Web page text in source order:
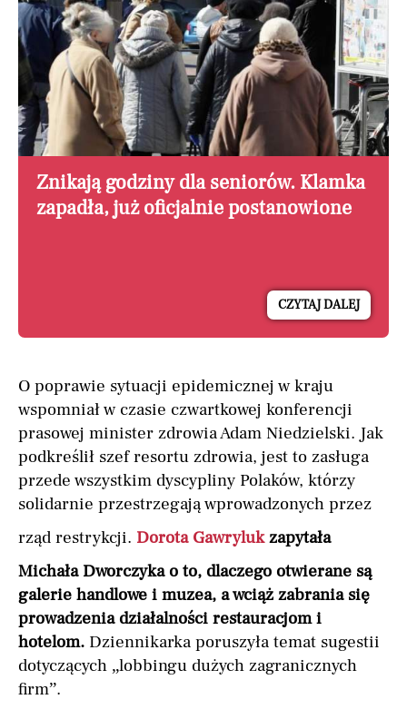
Znikają godziny dla seniorów. Klamka
zapadła, już oficjalnie postanowione
CZYTAJ DALEJ
O poprawie sytuacji epidemicznej w kraju
wspomniał w czasie czwartkowej konferencji
prasowej minister zdrowia Adam Niedzielski. Jak
podkreślił szef resortu zdrowia, jest to zasługa
przede wszystkim dyscypliny Polaków, którzy
solidarnie przestrzegają wprowadzonych przez
rząd restrykcji. Dorota Gawrylukzapytała
Michała Dworczyka o to, dlaczego otwierane są
galerie handlowe i muzea, a wciąż zabrania się
prowadzenia działalności restauracjom i
hotelom. Dziennikarka poruszyła temat sugestii
dotyczących „lobbingu dużych zagranicznych
firm”.